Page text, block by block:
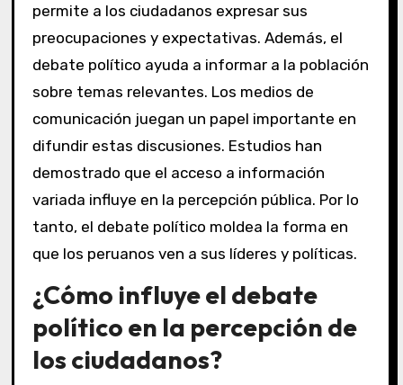
permite a los ciudadanos expresar sus
preocupaciones y expectativas. Además, el
debate político ayuda a informar a la población
sobre temas relevantes. Los medios de
comunicación juegan un papel importante en
difundir estas discusiones. Estudios han
demostrado que el acceso a información
variada influye en la percepción pública. Por lo
tanto, el debate político moldea la forma en
que los peruanos ven a sus líderes y políticas.
¿Cómo influye el debate
político en la percepción de
los ciudadanos?